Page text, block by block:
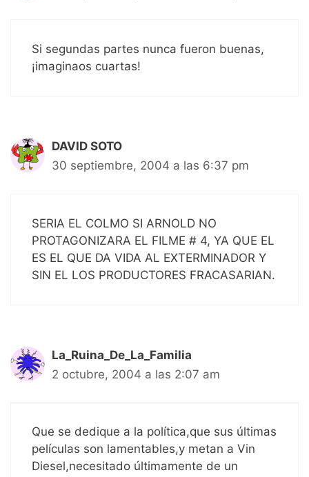
Si segundas partes nunca fueron buenas,
¡imaginaos cuartas!
DAVID SOTO
30 septiembre, 2004 a las 6:37 pm
SERIA EL COLMO SI ARNOLD NO
PROTAGONIZARA EL FILME # 4, YA QUE EL
ES EL QUE DA VIDA AL EXTERMINADOR Y
SIN EL LOS PRODUCTORES FRACASARIAN.
La_Ruina_De_La_Familia
2 octubre, 2004 a las 2:07 am
Que se dedique a la política,que sus últimas
películas son lamentables,y metan a Vin
Diesel,necesitado últimamente de un